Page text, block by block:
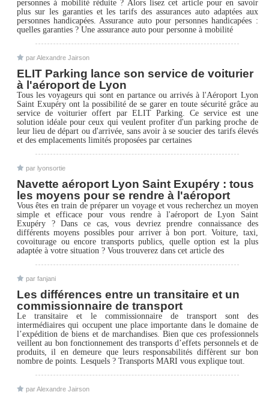
personnes à mobilité réduite ? Alors lisez cet article pour en savoir
plus sur les garanties et les tarifs des assurances auto adaptées aux
personnes handicapées. Assurance auto pour personnes handicapées :
quelles garanties ? Une assurance auto pour personne à mobilité
par Alexandre Jairson
ELIT Parking lance son service de voiturier
à l'aéroport de Lyon
Tous les voyageurs qui sont en partance ou arrivés à l'Aéroport Lyon
Saint Exupéry ont la possibilité de se garer en toute sécurité grâce au
service de voiturier offert par ELIT Parking. Ce service est une
solution idéale pour ceux qui veulent profiter d'un parking proche de
leur lieu de départ ou d'arrivée, sans avoir à se soucier des tarifs élevés
et des emplacements limités proposées par certaines
par lyonsortie
Navette aéroport Lyon Saint Exupéry : tous
les moyens pour se rendre à l'aéroport
Vous êtes en train de préparer un voyage et vous recherchez un moyen
simple et efficace pour vous rendre à l'aéroport de Lyon Saint
Exupéry ? Dans ce cas, vous devriez prendre connaissance des
différents moyens possibles pour arriver à bon port. Voiture, taxi,
covoiturage ou encore transports publics, quelle option est la plus
adaptée à votre situation ? Vous trouverez dans cet article des
par fanjani
Les différences entre un transitaire et un
commissionnaire de transport
Le transitaire et le commissionnaire de transport sont des
intermédiaires qui occupent une place importante dans le domaine de
l’expédition de biens et de marchandises. Bien que ces professionnels
veillent au bon fonctionnement des transports d’effets personnels et de
produits, il en demeure que leurs responsabilités diffèrent sur bon
nombre de points. Lesquels ? Transports MARI vous explique tout.
par Alexandre Jairson